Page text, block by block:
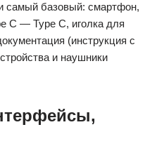
самый базовый: смартфон,
C — Type C, иголка для
(инструкция с
и наушники